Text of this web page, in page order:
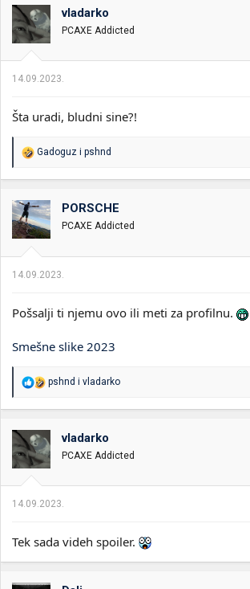
o
v
a
n
:
vladarko
PCAXE Addicted
14.09.2023.
Šta uradi, bludni sine?!
R
a
o
v
a
n
:
Gadoguz i pshnd
PORSCHE
PCAXE Addicted
14.09.2023.
Pošsalji ti njemu ovo ili meti za profilnu.
Smešne slike 2023
R
o
v
a
n
j
:
pshnd i vladarko
vladarko
PCAXE Addicted
14.09.2023.
Tek sada videh spoiler.